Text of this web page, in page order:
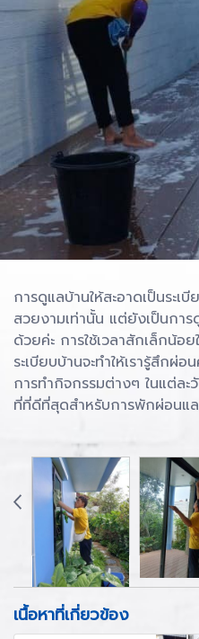
การดูแลบ้านให้สะอาดเป็นระเ
สวยงามเท่านั้น แต่ยังเป็นการ
ด้วยค่ะ การใช้เวลาสักเล็กน้อ
ระเบียบบ้านจะทำให้เรารู้สึกผ่
การทำกิจกรรมต่างๆ ในแต่ละ
ที่ที่ดีที่สุดสำหรับการพักผ่อนแล
เนื้อหาที่เกี่ยวข้อง